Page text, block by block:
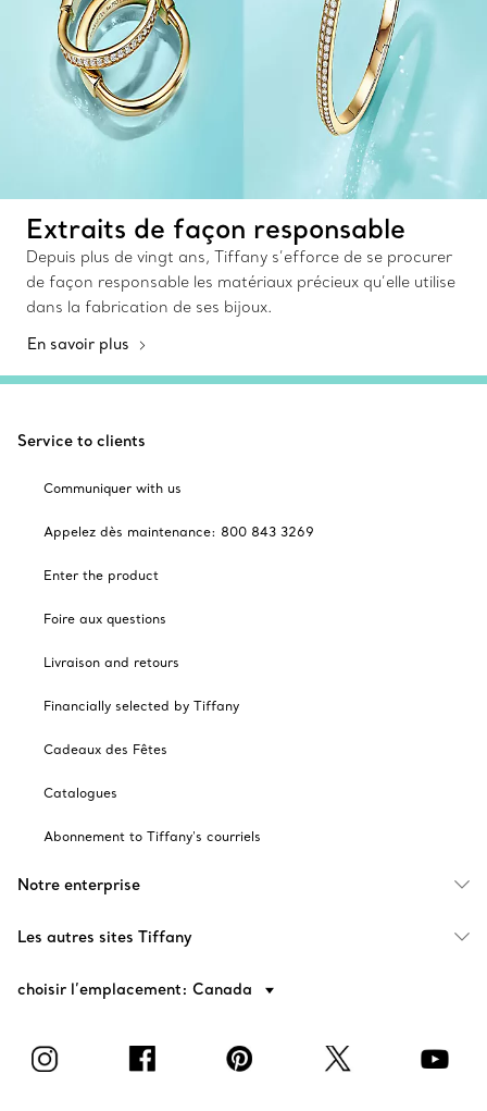
Extraits de façon responsable
Depuis plus de vingt ans, Tiffany s’efforce de se procurer
de façon responsable les matériaux précieux qu’elle utilise
dans la fabrication de ses bijoux.
En savoir plus
Service to clients
Communiquer with us
Appelez dès maintenance: 800 843 3269
Enter the product
Foire aux questions
Livraison and retours
Financially selected by Tiffany
Cadeaux des Fêtes
Catalogues
Abonnement to Tiffany's courriels
Notre enterprise
Les autres sites Tiffany
choisir l’emplacement: Canada